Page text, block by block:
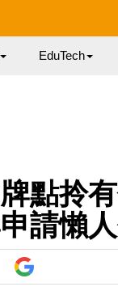
EduTech
點拎
請懶